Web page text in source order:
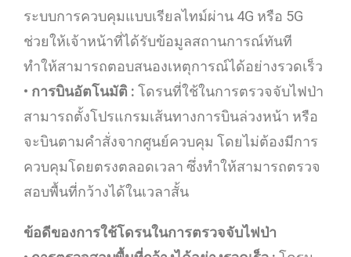
ระบบการควบคุมแบบเรียลไทม์ผ่าน 4G หรือ 5G
ช่วยให้เจ้าหน้าที่ได้รับข้อมูลสถานการณ์ทันที
ทำให้สามารถตอบสนองเหตุการณ์ได้อย่างรวดเร็ว
• การบินอัตโนมัติ : โดรนที่ใช้ในการตรวจจับไฟป่า
สามารถตั้งโปรแกรมเส้นทางการบินล่วงหน้า หรือ
จะบินตามคำสั่งจากศูนย์ควบคุม โดยไม่ต้องมีการ
ควบคุมโดยตรงตลอดเวลา ซึ่งทำให้สามารถตรวจ
สอบพื้นที่กว้างได้ในเวลาสั้น
ข้อดีของการใช้โดรนในการตรวจจับไฟป่า